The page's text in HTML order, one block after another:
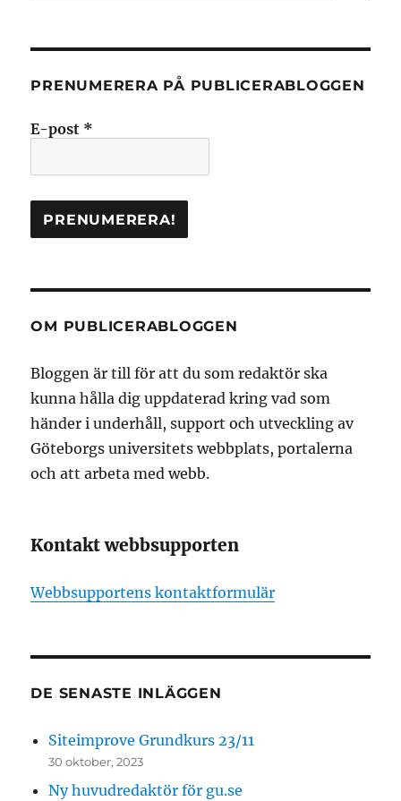
PRENUMERERA PÅ PUBLICERABLOGGEN
E-post *
OM PUBLICERABLOGGEN
Bloggen är till för att du som redaktör ska
kunna hålla dig uppdaterad kring vad som
händer i underhåll, support och utveckling av
Göteborgs universitets webbplats, portalerna
och att arbeta med webb.
Kontakt webbsupporten
Webbsupportens kontaktformulär
DE SENASTE INLÄGGEN
Siteimprove Grundkurs 23/11
30 oktober, 2023
Ny huvudredaktör för gu.se